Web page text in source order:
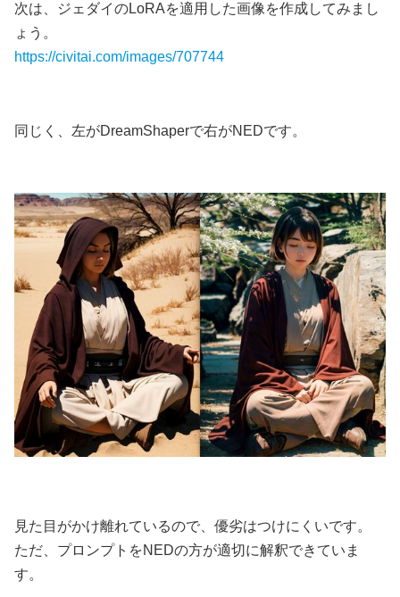
次は、ジェダイのLoRAを適用した画像を作成してみまし
ょう。
https://civitai.com/images/707744
同じく、左がDreamShaperで右がNEDです。
見た目がかけ離れているので、優劣はつけにくいです。
ただ、プロンプトをNEDの方が適切に解釈できていま
す。